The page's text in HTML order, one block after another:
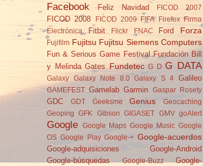
Facebook Feliz Navidad FICOD 2007
FICOD 2008 FICOD 2009 FIFA Firefox Firma
Electrónica
Fitbit Flickr FNAC Ford Forza
Fujifilm Fujitsu Fujitsu Siemens Computers
Fun & Serious Game Festival Fundación Bill
y Melinda Gates Fundetec G D G DATA
Galaxy Galaxy Note 8.0 Galaxy S 4 Galileo
GAMEFEST Gamelab Garmin Gaspar Rosety
GDC GDT Geeksme Genius
Geocaching
Geoping
GFK Gibson GIGASET GMV goAlert
Google Google Maps Google Music Google
OS Google Play Google-+ Google-acuerdos
Google-adquisiciones
Google-Android
Google-búsquedas
Google-Buzz
Google-